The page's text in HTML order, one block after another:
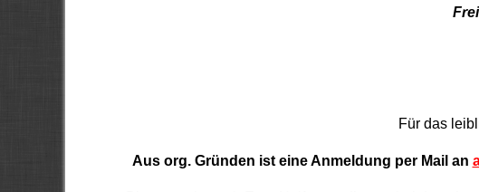
Für das
Aus org. Gründen ist eine Anmeldung per Mail an